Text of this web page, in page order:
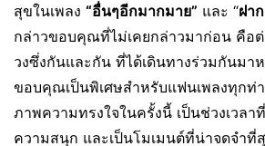
สุขในเพลง “อื่นๆอีกมากมาย” และ “ฝา
กล่าวขอบคุณที่ไม่เคยกล่าวมาก่อน คือ
วงซึ่งกันและกัน ที่ได้เดินทางร่วมกันมา
ขอบคุณเป็นพิเศษสำหรับแฟนเพลงทุกท่
ภาพความทรงใจในครั้งนี้ เป็นช่วงเวลา
ความสนุก และเป็นโมเมนต์ที่น่าจดจำที่